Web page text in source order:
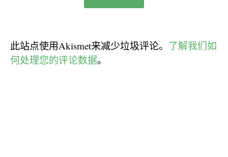
此站点使用Akismet来减少垃圾评论。 了解我们如
何处理您的评论数据。